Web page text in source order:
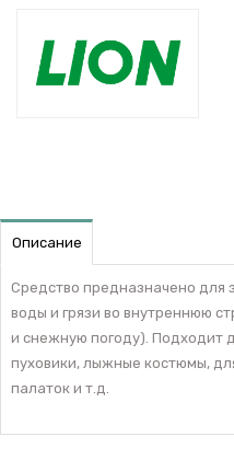
Описание
Средство предназначено для
воды и грязи во внутреннюю
и снежную погоду). Подходит
пуховики, лыжные костюмы,
палаток и т.д.